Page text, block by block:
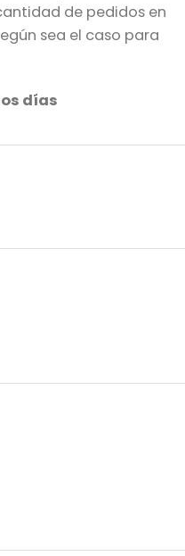
de pedidos en
sea el caso para
días